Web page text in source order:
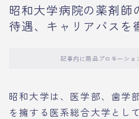
昭和大学病院の薬剤師
待遇、キャリアパスを
記事内に商品プロモーショ
昭和大学は、医学部、歯学
を擁する医系総合大学とし